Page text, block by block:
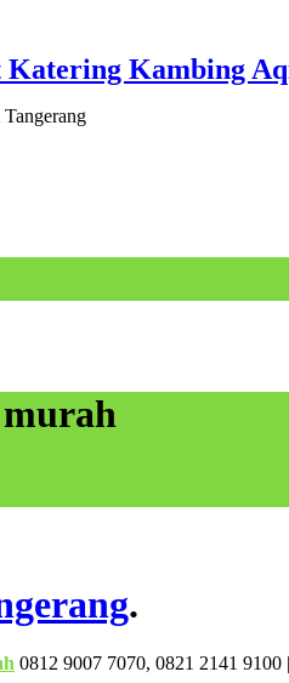
Katering Kambing
.
0812 9007 7070, 0821 2141